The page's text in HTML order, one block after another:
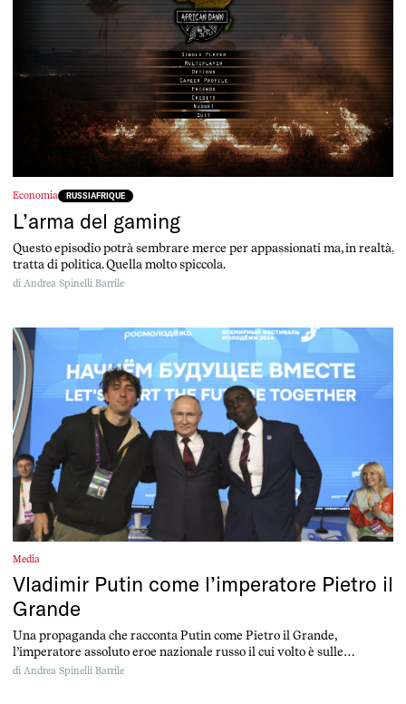
Economia RUSSIAFRIQUE
L’arma del gaming
Questo episodio potrà sembrare merce per appassionati ma, in realtà,
tratta di politica. Quella molto spiccola.
di Andrea Spinelli Barrile
Media
Vladimir Putin come l’imperatore Pietro il
Grande
Una propaganda che racconta Putin come Pietro il Grande,
l’imperatore assoluto eroe nazionale russo il cui volto è sulle
banconote da 500 rubli.
di Andrea Spinelli Barrile